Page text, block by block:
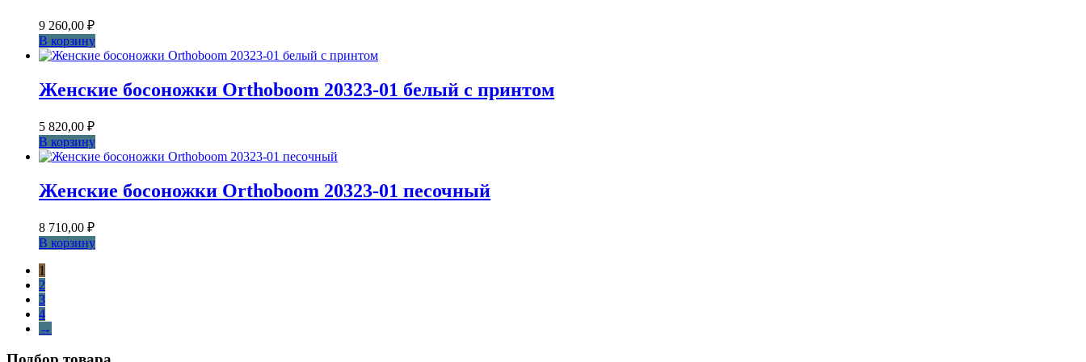
9 260,00 ₽
В корзину
Женские босоножки Orthoboom 20323-01 белый с принтом
5 820,00 ₽
В корзину
Женские босоножки Orthoboom 20323-01 песочный
8 710,00 ₽
В корзину
1
2
3
4
→